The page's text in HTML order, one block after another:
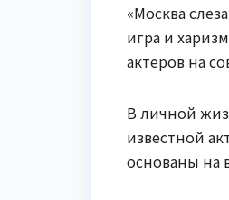
«Москва
игра и
актеров на
В личной
известной
основаны на